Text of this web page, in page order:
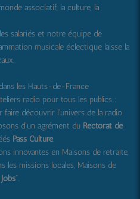
associatif, la culture, la
salariés et notre équipe de
musicale éclectique laisse la
les Hauts-de-France
radio pour tous les publics :
faire découvrir l'univers de la radio
d'un agrément du Rectorat de
Pass Culture.
innovantes en Maisons de retraite,
les missions locales, Maisons de
".